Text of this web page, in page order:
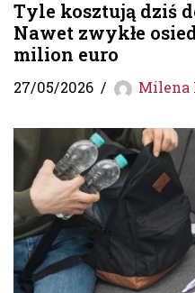
Tyle kosztują dziś
Nawet zwykłe
milion euro
27/05/2026 Milena